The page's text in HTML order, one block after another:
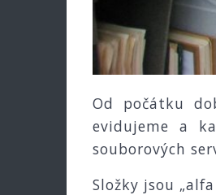
Od počátku
evidujeme a
souborových
Složky jsou